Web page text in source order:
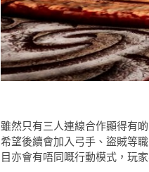
雖然只有三人連線合作顯得有
希望後續會加入弓手、盜賊等
目亦會有唔同嘅行動模式，玩